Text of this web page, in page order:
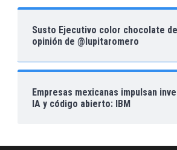
Susto Ejecutivo color chocolate
opinión de @lupitaromero
Empresas mexicanas impulsan
IA y código abierto: IBM